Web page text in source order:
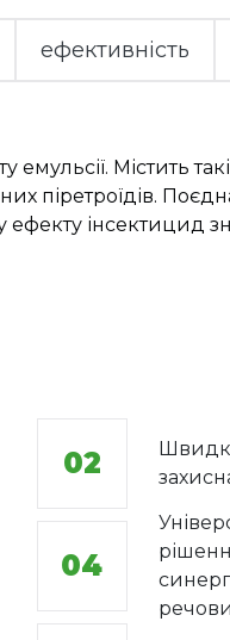
ефективність
Містить
піретроїдів.
інсектицид
02
04